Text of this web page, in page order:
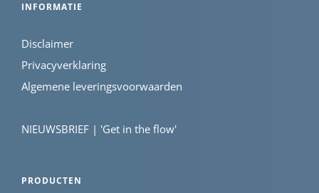
INFORMATIE
Disclaimer
Privacyverklaring
Algemene leveringsvoorwaarden
NIEUWSBRIEF | 'Get in the flow'
PRODUCTEN